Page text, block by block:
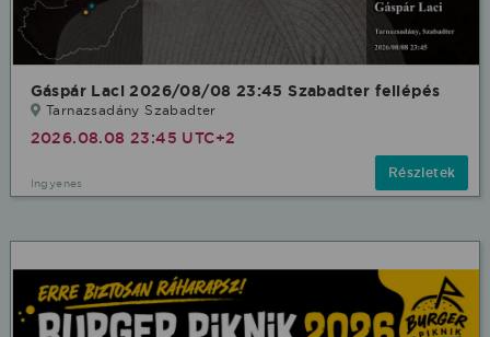
Gáspár Laci 2026/08/08 23:45 Szabadter fellépés
Tarnazsadány Szabadter
2026.08.08 23:45 UTC+2
Ingyenes
Részletek